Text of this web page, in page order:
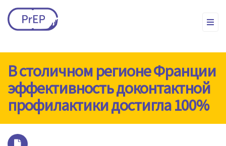
В столичном регионе Франции
эффективность доконтактной
профилактики достигла 100%